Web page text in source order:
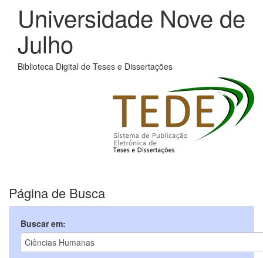
Universidade Nove de
Julho
Biblioteca Digital de Teses e Dissertações
Página de Busca
Buscar em: